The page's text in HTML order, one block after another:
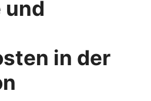
und
in der